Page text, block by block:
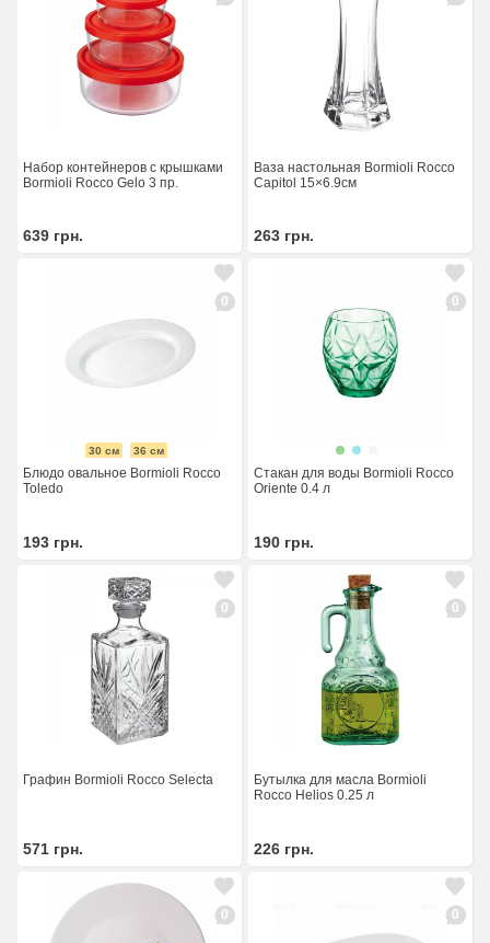
Набор контейнеров с крышками
Bormioli Rocco Gelo 3 пр.
639 грн.
Ваза настольная Bormioli Rocco
Capitol 15×6.9см
263 грн.
0
30 см 36 см
Блюдо овальное Bormioli Rocco
Toledo
193 грн.
0
Стакан для воды Bormioli Rocco
Oriente 0.4 л
190 грн.
0
Графин Bormioli Rocco Selecta
571 грн.
0
Бутылка для масла Bormioli
Rocco Helios 0.25 л
226 грн.
0 0